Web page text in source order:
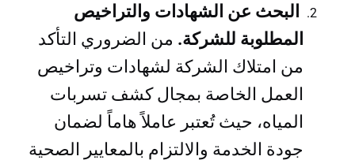
البحث عن الشهادات والتراخيص
المطلوبة للشركة. من الضروري التأكد
من امتلاك الشركة لشهادات وتراخيص
العمل الخاصة بمجال كشف تسربات
المياه، حيث تُعتبر عاملاً هاماً لضمان
جودة الخدمة والالتزام بالمعايير الصحية